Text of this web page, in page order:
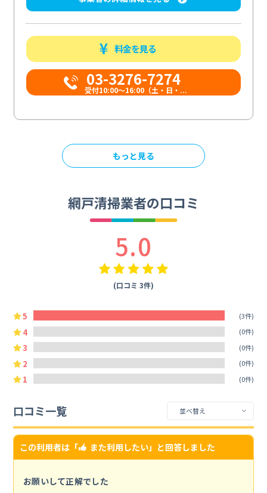
料金を見る
03-3276-7274
受付10:00〜16:00（土・日・...
もっと見る
網戸清掃業者の口コミ
5.0
(口コミ 3件)
5 (3件)
4 (0件)
3 (0件)
2 (0件)
1 (0件)
口コミ一覧
この利用者は「 また利用したい」と回答しました
お願いして正解でした